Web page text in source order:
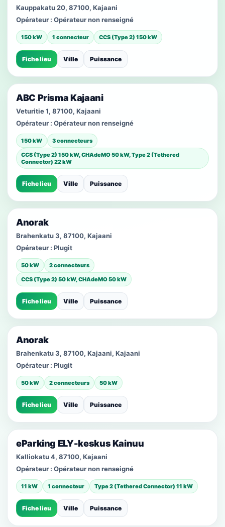
Kauppakatu 20, 87100, Kajaani
Opérateur : Opérateur non renseigné
150 kW 1 connecteur CCS (Type 2) 150 kW
Fiche lieu Ville Puissance
ABC Prisma Kajaani
Veturitie 1, 87100, Kajaani
Opérateur : Opérateur non renseigné
150 kW
3 connecteurs
CCS (Type 2) 150 kW, CHAdeMO 50 kW, Type 2 (Tethered
Connector) 22 kW
Fiche lieu Ville Puissance
Anorak
Brahenkatu 3, 87100, Kajaani
Opérateur : Plugit
50 kW
2 connecteurs
CCS (Type 2) 50 kW, CHAdeMO 50 kW
Fiche lieu Ville Puissance
Anorak
Brahenkatu 3, 87100, Kajaani, Kajaani
Opérateur : Plugit
50 kW 2 connecteurs 50 kW
Fiche lieu Ville Puissance
eParking ELY-keskus Kainuu
Kalliokatu 4, 87100, Kajaani
Opérateur : Opérateur non renseigné
11 kW 1 connecteur Type 2 (Tethered Connector) 11 kW
Fiche lieu Ville Puissance